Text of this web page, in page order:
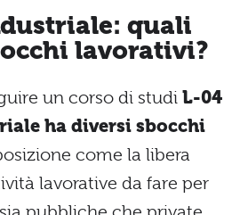
quali
lavorativi?
un corso di studi L-04
ha diversi sbocchi
come la libera
lavorative da fare per